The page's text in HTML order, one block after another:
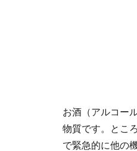
お酒（アルコー
物質です。とこ
で緊急的に他の